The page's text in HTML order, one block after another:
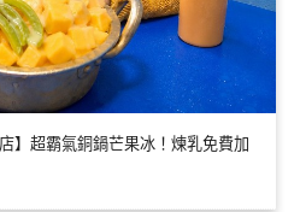
】超霸氣銅鍋芒果冰！煉乳免費加